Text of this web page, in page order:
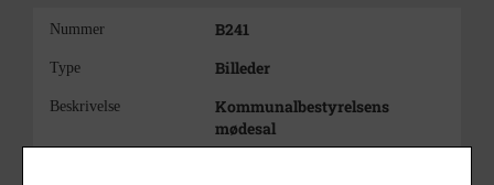
Nummer B241
Type Billeder
Beskrivelse
Kommunalbestyrelsens
mødesal